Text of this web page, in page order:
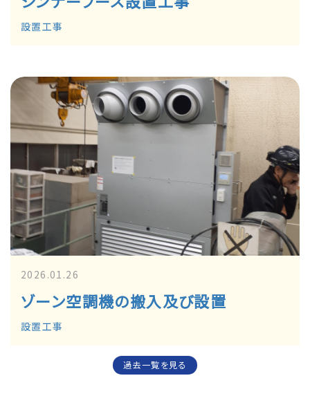
設置工事
ゾーン空調機の搬入及び設置
2026.01.26
設置工事
過去一覧を見る